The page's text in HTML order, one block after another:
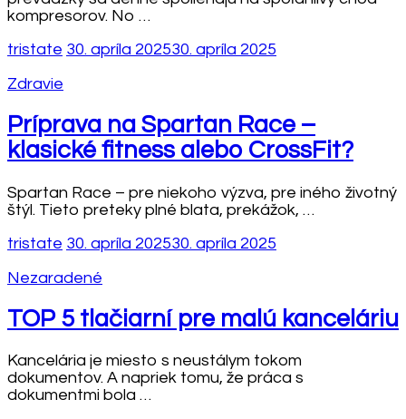
kompresorov. No …
tristate 30. apríla 202530. apríla 2025
Zdravie
Príprava na Spartan Race –
klasické fitness alebo CrossFit?
Spartan Race – pre niekoho výzva, pre iného životný
štýl. Tieto preteky plné blata, prekážok, …
tristate 30. apríla 202530. apríla 2025
Nezaradené
TOP 5 tlačiarní pre malú kanceláriu
Kancelária je miesto s neustálym tokom
dokumentov. A napriek tomu, že práca s
dokumentmi bola …